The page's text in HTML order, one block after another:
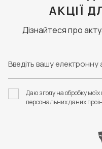
АКЦІЇ
Дізнайтеся про
Даю згоду на обробку
персональних даних